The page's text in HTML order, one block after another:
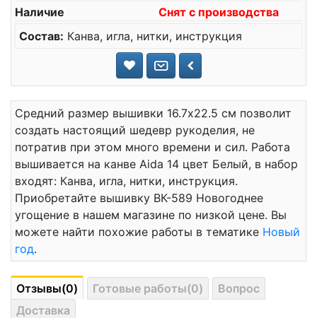
Наличие
Снят с производства
Состав: Канва, игла, нитки, инструкция
Средний размер вышивки 16.7x22.5 см позволит
создать настоящий шедевр рукоделия, не
потратив при этом много времени и сил. Работа
вышивается на канве Aida 14 цвет Белый, в набор
входят: Канва, игла, нитки, инструкция.
Приобретайте вышивку ВК-589 Новогоднее
угощение в нашем магазине по низкой цене. Вы
можете найти похожие работы в тематике Новый
год.
Отзывы(0) Готовые работы(0)
Вопрос
Доставка